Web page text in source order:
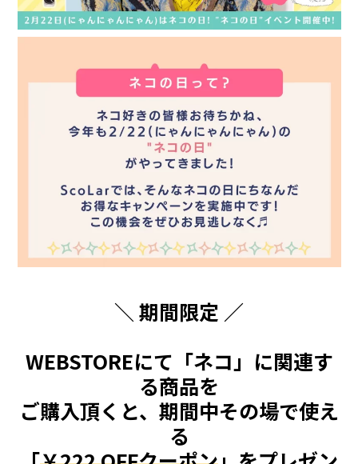
＼ 期間限定 ／
WEBSTOREにて「ネコ」に関連す
る商品を
ご購入頂くと、期間中その場で使え
る